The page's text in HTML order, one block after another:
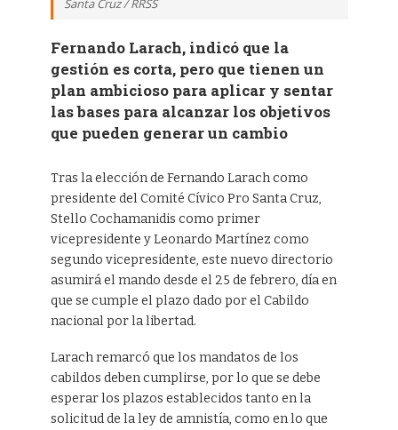
Santa Cruz / RRSS
Fernando Larach, indicó que la
gestión es corta, pero que tienen un
plan ambicioso para aplicar y sentar
las bases para alcanzar los objetivos
que pueden generar un cambio
Tras la elección de Fernando Larach como
presidente del Comité Cívico Pro Santa Cruz,
Stello Cochamanidis como primer
vicepresidente y Leonardo Martínez como
segundo vicepresidente, este nuevo directorio
asumirá el mando desde el 25 de febrero, día en
que se cumple el plazo dado por el Cabildo
nacional por la libertad.
Larach remarcó que los mandatos de los
cabildos deben cumplirse, por lo que se debe
esperar los plazos establecidos tanto en la
solicitud de la ley de amnistía, como en lo que